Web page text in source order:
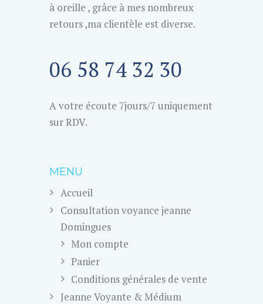
à oreille , grâce à mes nombreux
retours ,ma clientèle est diverse.
06 58 74 32 30
A votre écoute 7jours/7 uniquement
sur RDV.
MENU
Accueil
Consultation voyance jeanne
Domingues
Mon compte
Panier
Conditions générales de vente
Jeanne Voyante & Médium